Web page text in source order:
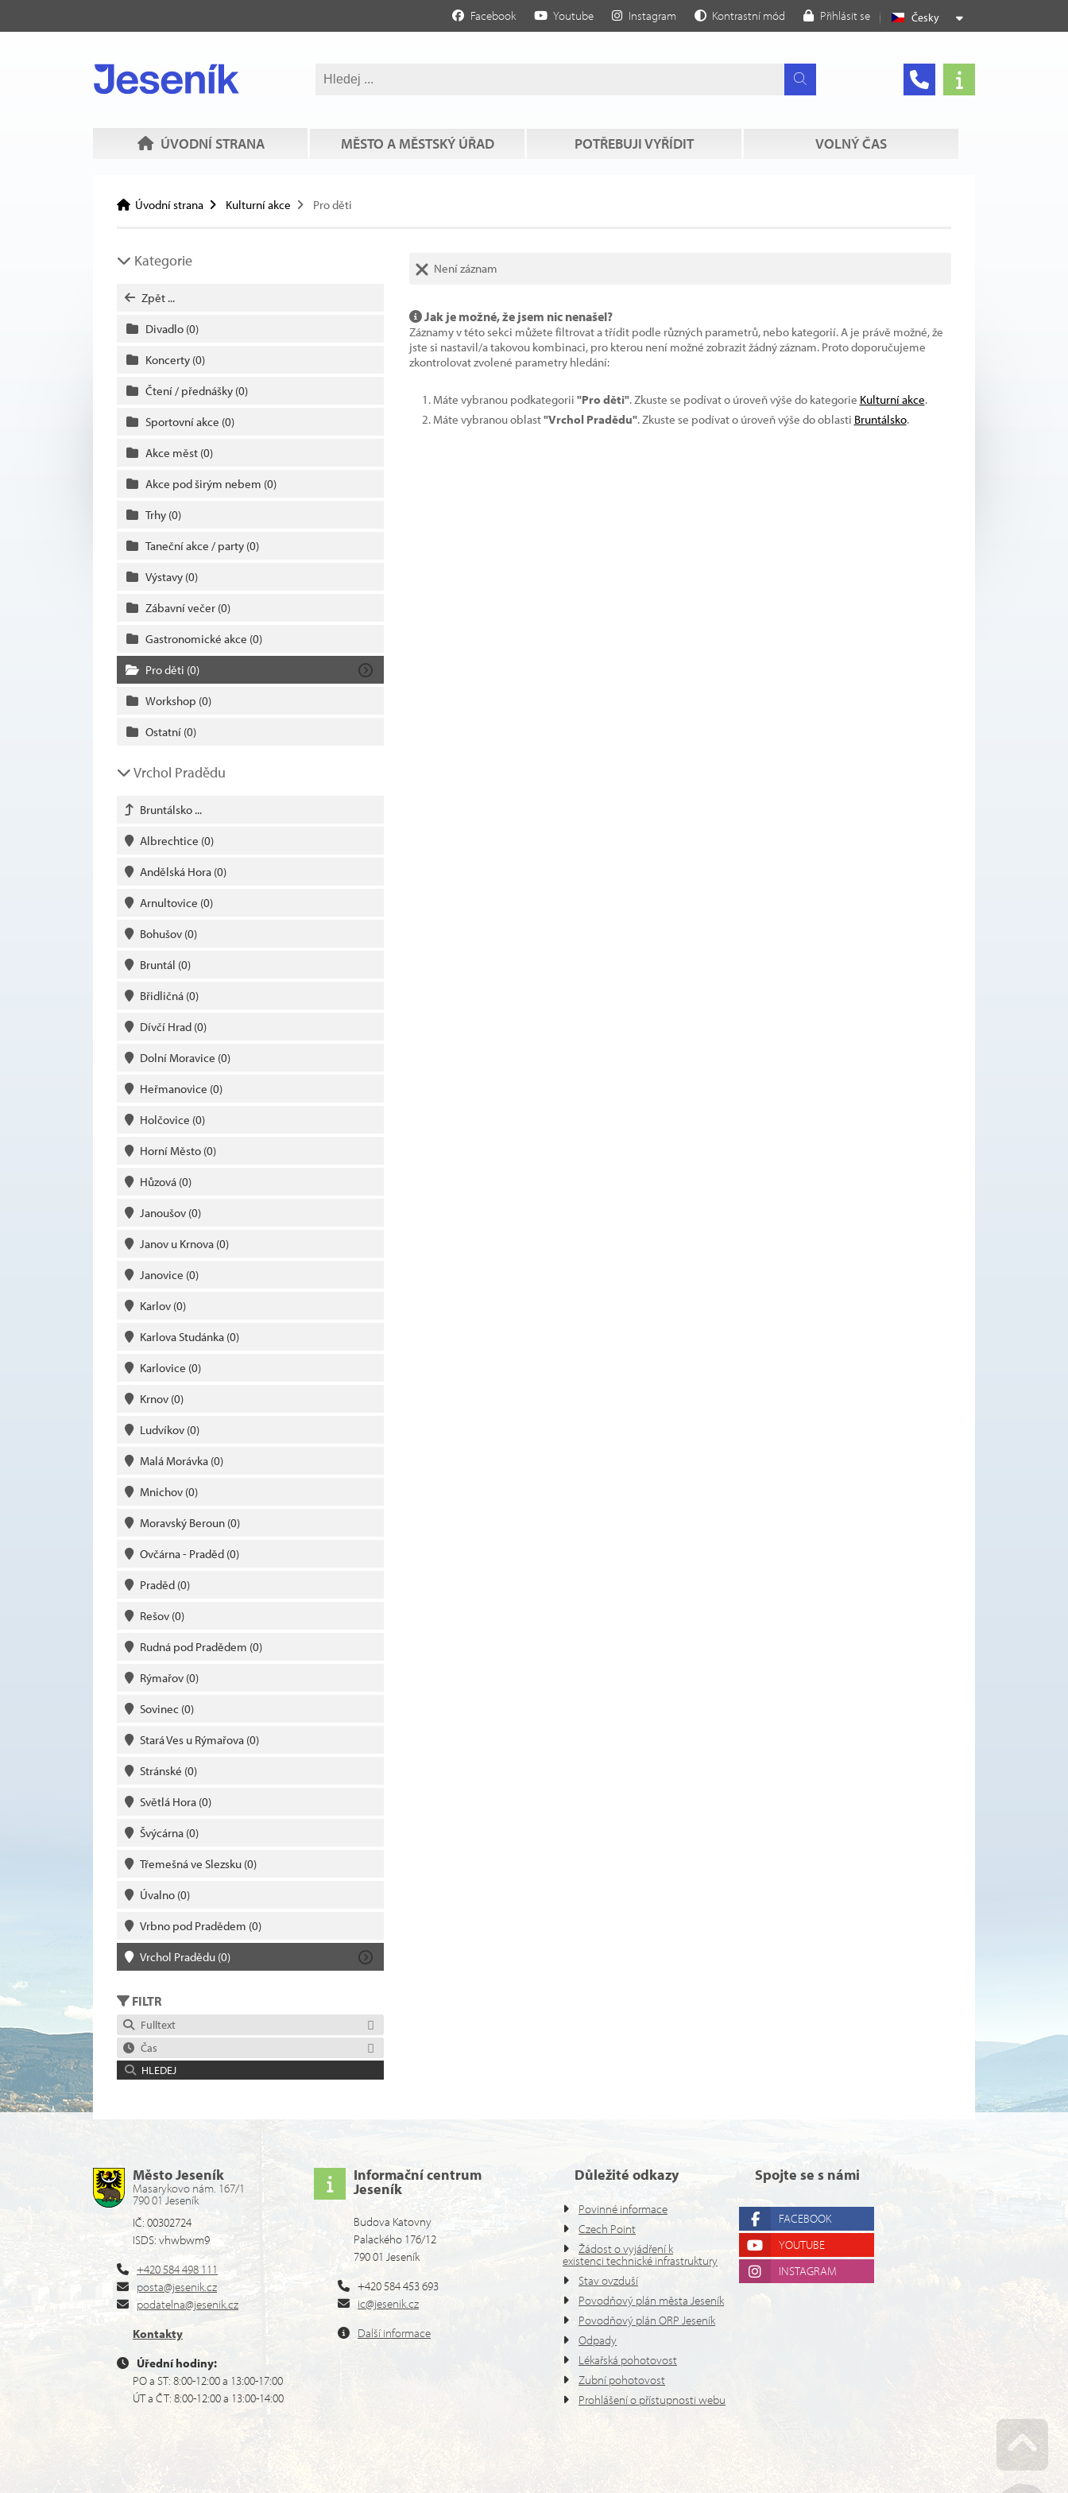
Česky
Facebook Youtube Instagram Kontrastní mód Přihlásit se
ÚVODNÍ STRANA MĚSTO A MĚSTSKÝ ÚŘAD POTŘEBUJI VYŘÍDIT VOLNÝ ČAS
Úvodní strana Kulturní akce Pro děti
Kategorie
Zpět ...
Divadlo (0)
Koncerty (0)
Čtení / přednášky (0)
Sportovní akce (0)
Akce měst (0)
Akce pod širým nebem (0)
Trhy (0)
Taneční akce / party (0)
Výstavy (0)
Zábavní večer (0)
Gastronomické akce (0)
Pro děti (0)
Workshop (0)
Ostatní (0)
Vrchol Pradědu
Bruntálsko ...
Albrechtice (0)
Andělská Hora (0)
Arnultovice (0)
Bohušov (0)
Bruntál (0)
Břidličná (0)
Dívčí Hrad (0)
Dolní Moravice (0)
Heřmanovice (0)
Holčovice (0)
Horní Město (0)
Hůzová (0)
Janoušov (0)
Janov u Krnova (0)
Janovice (0)
Karlov (0)
Karlova Studánka (0)
Karlovice (0)
Krnov (0)
Ludvíkov (0)
Malá Morávka (0)
Mnichov (0)
Moravský Beroun (0)
Ovčárna - Praděd (0)
Praděd (0)
Rešov (0)
Rudná pod Pradědem (0)
Rýmařov (0)
Sovinec (0)
Stará Ves u Rýmařova (0)
Stránské (0)
Světlá Hora (0)
Švýcárna (0)
Třemešná ve Slezsku (0)
Úvalno (0)
Vrbno pod Pradědem (0)
Vrchol Pradědu (0)
FILTR
Fulltext
Čas
HLEDEJ
Není záznam
Jak je možné, že jsem nic nenašel?
Záznamy v této sekci můžete filtrovat a třídit podle různých parametrů, nebo kategorií. A je právě možné, že
jste si nastavil/a takovou kombinaci, pro kterou není možné zobrazit žádný záznam. Proto doporučujeme
zkontrolovat zvolené parametry hledání:
Máte vybranou podkategorii "Pro děti". Zkuste se podívat o úroveň výše do kategorie Kulturní akce.
Máte vybranou oblast"Vrchol Pradědu". Zkuste se podívat o úroveň výše do oblasti Bruntálsko.
Město Jeseník
Masarykovo nám. 167/1
790 01 Jeseník
IČ: 00302724
ISDS: vhwbwm9
+420 584 498 111
posta@jesenik.cz
podatelna@jesenik.cz
Kontakty
Úřední hodiny:
PO a ST: 8:00-12:00 a 13:00-17:00
ÚT a ČT: 8:00-12:00 a 13:00-14:00
Informační centrum
Jeseník
Budova Katovny
Palackého 176/12
790 01 Jeseník
+420 584 453 693
ic@jesenik.cz
Další informace
Důležité odkazy
Povinné informace
Czech Point
Žádost o vyjádření k
existenci technické infrastruktury
Stav ovzduší
Povodňový plán města Jeseník
Povodňový plán ORP Jeseník
Odpady
Lékařská pohotovost
Zubní pohotovost
Prohlášení o přístupnosti webu
Spojte se s námi
FACEBOOK
YOUTUBE
INSTAGRAM